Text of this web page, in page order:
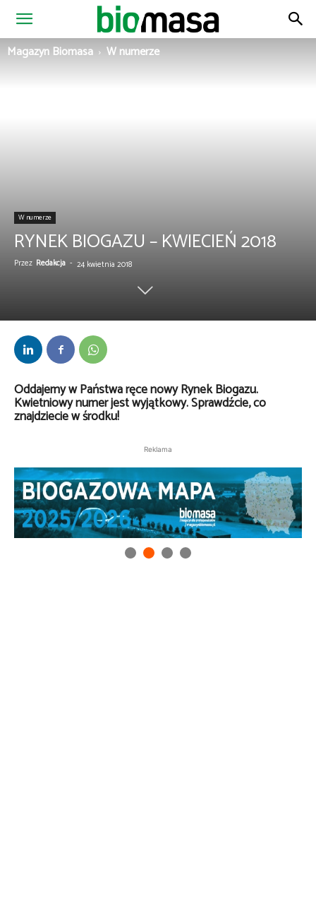
Magazyn
Magazyn Biomasa W numerze
W numerze
RYNEK BIOGAZU – KWIECIEŃ 2018
Przez Redakcja - 24 kwietnia 2018
Oddajemy w Państwa ręce nowy Rynek Biogazu.
Kwietniowy numer jest wyjątkowy. Sprawdźcie, co
znajdziecie w środku!
Reklama